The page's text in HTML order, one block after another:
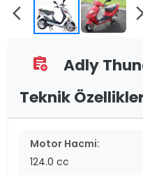
arrow_back_ios
assignment_add
Adly
Teknik
Motor Hacmi:
124.0 cc